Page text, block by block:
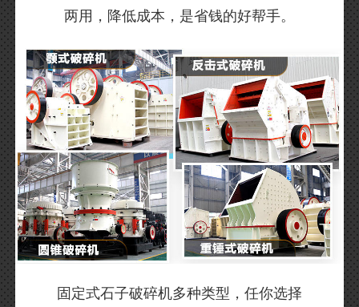
两用，降低成本，是省钱的好帮手。
固定式石子破碎机多种类型，任你选择